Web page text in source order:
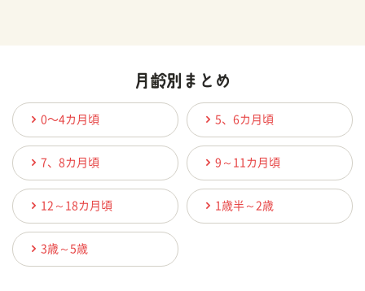
0〜4カ月頃 5、6カ月頃
7、8カ月頃 9～11カ月頃
12～18カ月頃 1歳半～2歳
3歳～5歳